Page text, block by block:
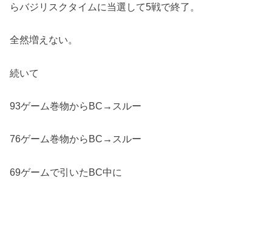
らバジリスクタイムに当選して5戦で終了。
全然増えない。
続いて
93ゲーム巻物からBC→スルー
76ゲーム巻物からBC→スルー
69ゲームで引いたBC中に